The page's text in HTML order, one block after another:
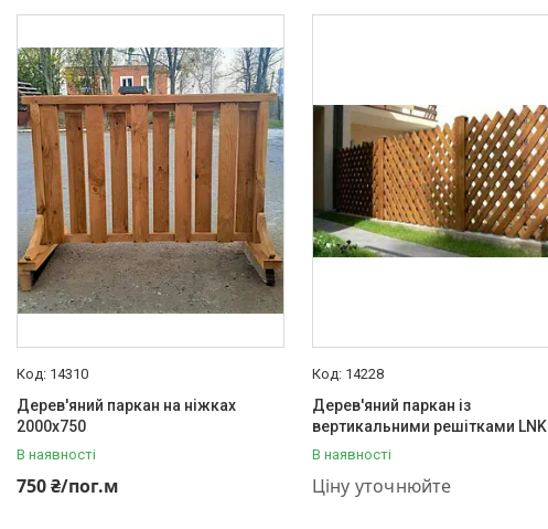
14310
Дерев'яний паркан на ніжках
2000х750
В наявності
750 ₴/пог.м
14228
Дерев'яний паркан із
вертикальними решітками LNK
В наявності
Ціну уточнюйте
+380 (95) 001-03-55